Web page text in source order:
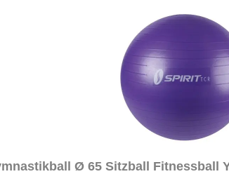
Ø 65 Sitzball Fitnessball